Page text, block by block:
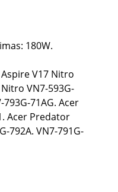
180W.
V17 Nitro
VN7-593G-
71AG. Acer
Acer Predator
792A. VN7-791G-